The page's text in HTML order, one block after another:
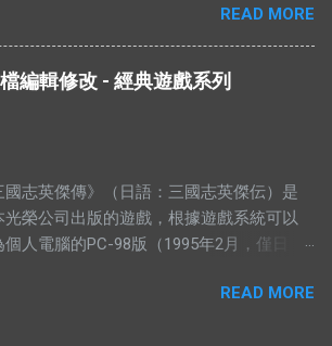
高過供應，或者供應低過需求。從經濟學
度去看，貨物在供應充足的情況下，價格
應該上揚的。（獨特的馬來西亞經常會有
是：一個地方的二手屋很好大家都想買，
住在那的人都不想賣。你有見過搶手的貨
沒有供應的嗎？ 2012年9月，侯志強（上水
錢我，祠堂都可以畀咗你。”身為華人，我
），攪拌均勻，放在一旁待用。 在另外一
放入菜油、白糖、黃糖和鹽。 用攪拌器把
勻。攪拌的時候要注意，攪拌器一定要順
加入香精，繼續攪拌。 加入雞蛋，繼續
合物。 攪拌五分鐘，或者直到麵糰有一
時間的長短，需要視餅乾的大小的定。像
，時間需要比較長。 像下面這個形狀，
比較短。 這個就是完成品，希望妳們會
於這個曲奇的食譜是商業機密（我母親每
來賣），所以我不方便在這裡公開。有興趣
READ MORE
編輯修改 - 經典遊戲系列
國志英傑傳》（日語：三國志英傑伝）是
光榮公司出版的遊戲，根據遊戲系統可以
個人電腦的PC-98版（1995年2月，僅日
版、PS版、SS版、及隨後的GBA版兩類。
READ MORE